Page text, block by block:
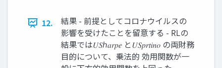
12.
結果 - 前提としてコロナウイルスの
影響を受けたことを留意する - RLの
結果では𝑈𝑆ℎ𝑎𝑟𝑝𝑒 と𝑈𝑆𝑝𝑟𝑡𝑖𝑛𝑜 の両財務
目的について、乗法的 効用関数が一